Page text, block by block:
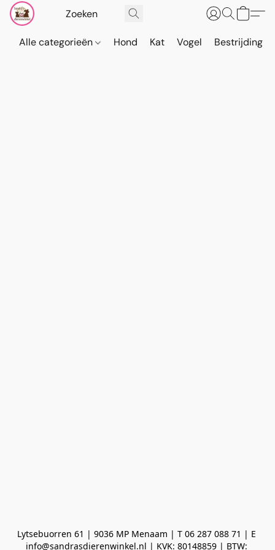
Alle categorieën Hond Kat Vogel Bestrijding
Lytsebuorren 61 | 9036 MP Menaam | T 06 287 088 71 | E
info@sandrasdierenwinkel.nl | KVK: 80148859 | BTW: